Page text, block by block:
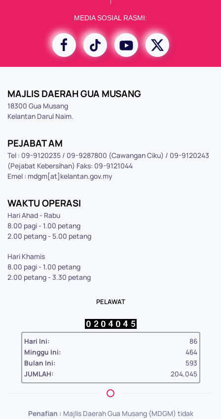
MEDIA SOSIAL RASMI:
MAJLIS DAERAH GUA MUSANG
18300 Gua Musang
Kelantan Darul Naim.
PEJABAT AM
Tel : 09-9120235 / 09-9287800 (Cawangan Ciku) / 09-9120243
(Pejabat Kebersihan) Faks: 09-9121044
Emel : mdgm[at]kelantan.gov.my
WAKTU OPERASI
Hari Ahad - Rabu
8.00 pagi - 1.00 petang
2.00 petang - 5.00 petang
Hari Khamis
8.00 pagi - 1.00 petang
2.00 petang - 3.30 petang
PELAWAT
Hari Ini:
86
Minggu Ini:
464
Bulan Ini:
593
JUMLAH:
204,045
Penafian : Majlis Daerah Gua Musang (MDGM) tidak